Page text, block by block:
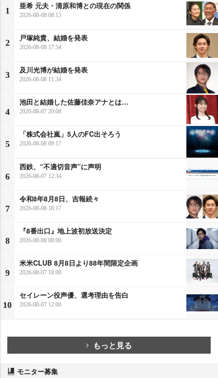
1
亜希 元夫・清原和博との現在の関係
2026-08-08 08:15
2
戸塚純貴、結婚を発表
2026-08-08 17:54
3
及川光博が結婚を発表
2026-08-08 11:34
4
池田と結婚した佐藤佳奈アナとは…
2026-08-07 20:08
5
「株式会社嵐」5人のFC出そろう
2026-08-08 09:17
6
西鉄、“不適切音声”に声明
2026-08-07 12:34
7
令和8年8月8日、吉報続々
2026-08-08 18:17
8
『8番出口』地上波初放送決定
2026-08-08 08:00
9
米米CLUB 8月8日より88年間限定企画
2026-08-07 18:00
10
セイレーン役声優、選考理由を告白
2026-08-07 12:00
もっと見る
モニター募集